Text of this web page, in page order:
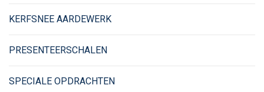
KERFSNEE AARDEWERK
PRESENTEERSCHALEN
SPECIALE OPDRACHTEN